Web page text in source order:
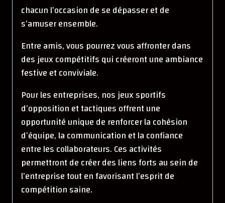
chacun l’occasion de se dépasser et de
s’amuser ensemble.
Entre amis, vous pourrez vous affronter dans
des jeux compétitifs qui créeront une ambiance
festive et conviviale.
Pour les entreprises, nos jeux sportifs
d’opposition et tactiques offrent une
opportunité unique de renforcer la cohésion
d’équipe, la communication et la confiance
entre les collaborateurs. Ces activités
permettront de créer des liens forts au sein de
l’entreprise tout en favorisant l’esprit de
compétition saine.